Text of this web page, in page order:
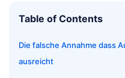
Table of Contents
Die falsche Annahme dass
ausreicht